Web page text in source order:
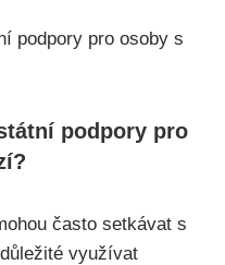
podpory pro
často setkávat s
využívat